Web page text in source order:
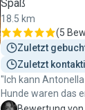
Spaß
18.5 km
(5
Zuletzt
Zuletzt
"Ich kann
Hunde waren das
hätte mir keine